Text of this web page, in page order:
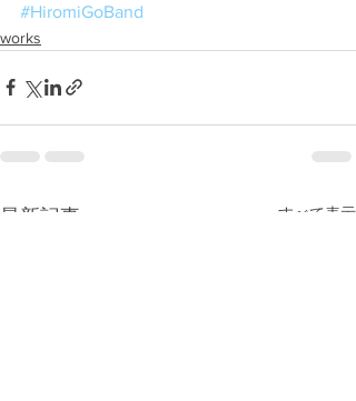
#HiromiGoBand
works
最新記事 すべて表示